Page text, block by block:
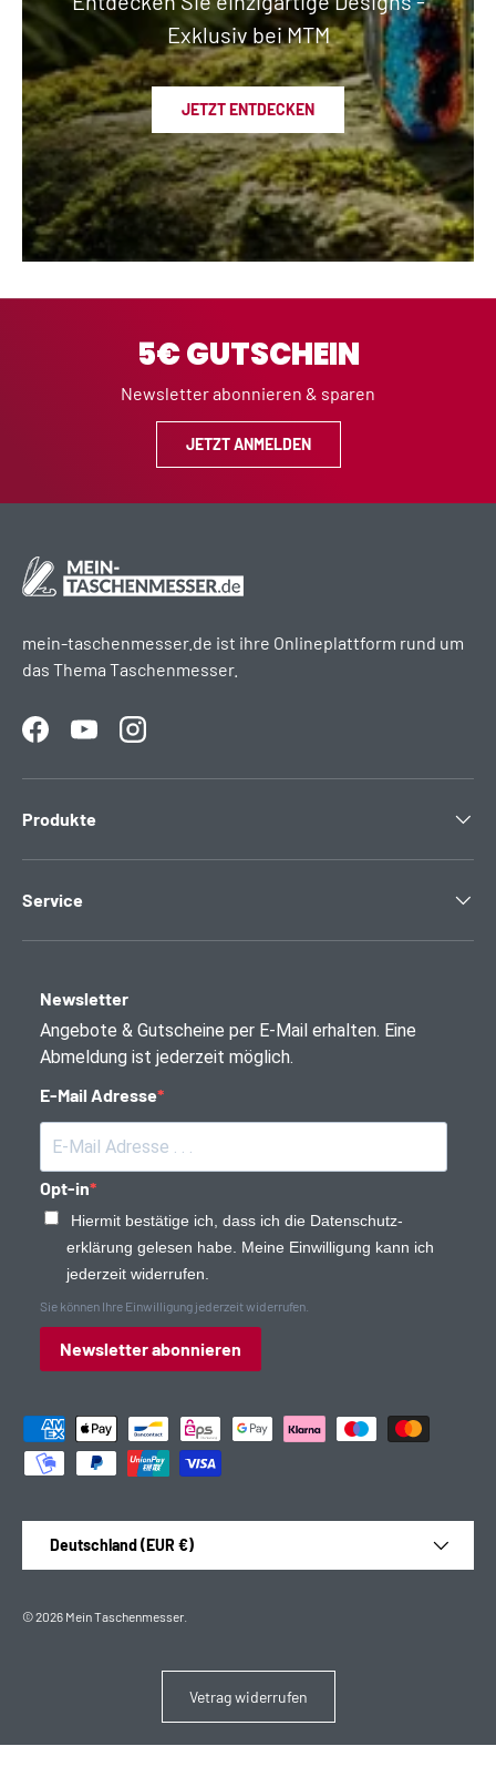
Exklusiv bei MTM
JETZT ENTDECKEN
5€ GUTSCHEIN
Newsletter abonnieren & sparen
JETZT ANMELDEN
mein-taschenmesser.de ist ihre Onlineplattform rund um
das Thema Taschenmesser.
FacebookYouTubeInstagram
Produkte
Service
Newsletter
Angebote & Gutscheine per E-Mail erhalten. Eine
Abmeldung ist jederzeit möglich.
E-Mail Adresse
Opt-in
Hiermit bestätige ich, dass ich die Daten­schutz­
erklärung gelesen habe. Meine Einwilligung kann ich
jederzeit widerrufen.
Sie können Ihre Einwilligung jederzeit widerrufen.
Newsletter abonnieren
Zahlungsmethoden
Deutschland (EUR €)
© 2026 Mein Taschenmesser
Vetrag widerrufen